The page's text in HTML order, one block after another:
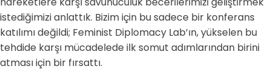
istediğimizi anlattık. Bizim için bu sadece bir konferans
katılımı değildi; Feminist Diplomacy Lab’ın, yükselen bu
tehdide karşı mücadelede ilk somut adımlarından birini
atması için bir fırsattı.